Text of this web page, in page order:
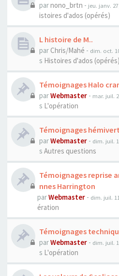
parnono_brtn - jeu. janv.
istoires d'ados (opérés)
L histoire de M..
par Chris/Mahé - dim. oct.
s Histoires d'ados (opérés)
Témoignages Halo
parWebmaster - mar. juil.
s L'opération
Témoignages
parWebmaster - dim. juil.
s Autres questions
Témoignages reprise
nnes Harrington
parWebmaster - dim. juil.
ération
Témoignages
parWebmaster - dim. juil.
s L'opération